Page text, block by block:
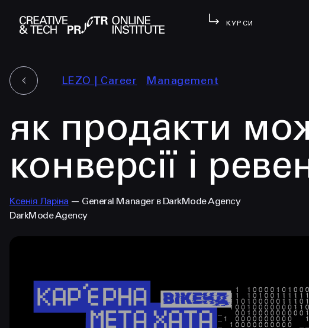
КУРСИ
LEZO | Сareer Management
як продакти
конверсії і
Ксенія Ларіна — General Manager в DarkMode Agency
DarkMode Agency